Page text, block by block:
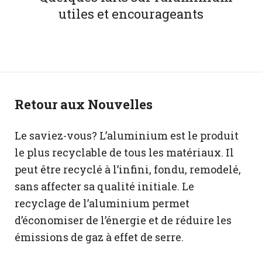
Retour aux Nouvelles
Le saviez-vous? L’aluminium est le produit
le plus recyclable de tous les matériaux. Il
peut être recyclé à l’infini, fondu, remodelé,
sans affecter sa qualité initiale. Le
recyclage de l’aluminium permet
d’économiser de l’énergie et de réduire les
émissions de gaz à effet de serre.